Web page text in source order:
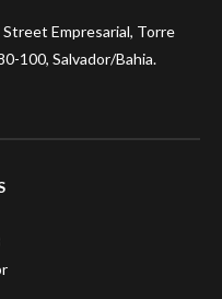
Street Empresarial, Torre
100, Salvador/Bahia.